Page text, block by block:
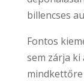
billencses
Fontos
sem zárja
mindkettőre